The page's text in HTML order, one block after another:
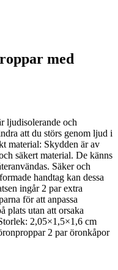
med
ljudisolerande och
att du störs genom ljud i
material: Skydden är av
säkert material. De känns
Säker och
handtag kan dessa
ingår 2 par extra
för att anpassa
plats utan att orsaka
2,05×1,5×1,6 cm
2 par öronkåpor